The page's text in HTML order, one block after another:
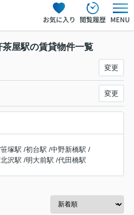
お気に入り 閲覧履歴 MENU
屋駅の賃貸物件一覧
変更
変更
笹塚駅 /初台駅 /中野新橋駅 /
沢駅 /明大前駅 /代田橋駅